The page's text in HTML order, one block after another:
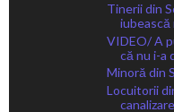
Tinerii din
iubească
VIDEO/ A
că nu i-a
Minoră din
Locuitorii